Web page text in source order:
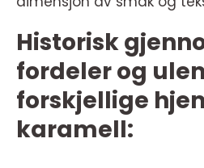
Historisk
fordeler og
forskjellige
karamell: